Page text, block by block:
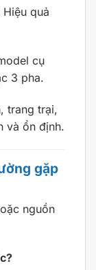
Hiệu quả
cụ
3 pha.
trang trại,
và ổn định.
gặp
nguồn